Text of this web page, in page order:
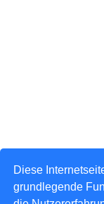
Diese
grundlegende